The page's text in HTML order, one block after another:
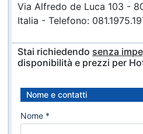
Via Alfredo de Luca 103 -
Italia - Telefono:
Stai richiedendo senza
disponibilità e prezzi per
Nome e contatti
Nome *